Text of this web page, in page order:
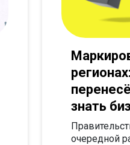
знать
очередной